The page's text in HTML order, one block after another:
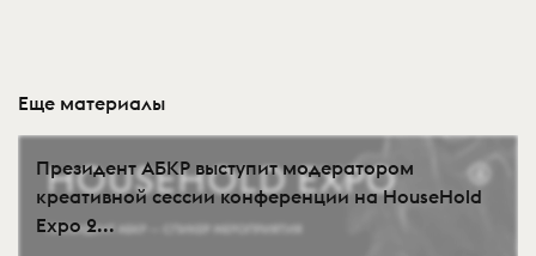
Еще материалы
Президент АБКР выступит модератором
креативной сессии конференции на HouseHold
Expo 2...